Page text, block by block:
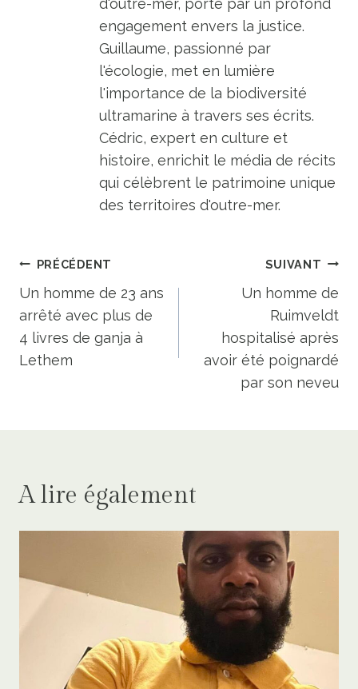
engagement envers la justice.
Guillaume, passionné par
l'écologie, met en lumière
l'importance de la biodiversité
ultramarine à travers ses écrits.
Cédric, expert en culture et
histoire, enrichit le média de récits
qui célèbrent le patrimoine unique
des territoires d'outre-mer.
Navigation
de
l’article
PRÉCÉDENT
Un homme de 23 ans
arrêté avec plus de
4 livres de ganja à
Lethem
SUIVANT
Un homme de
Ruimveldt
hospitalisé après
avoir été poignardé
par son neveu
A lire également